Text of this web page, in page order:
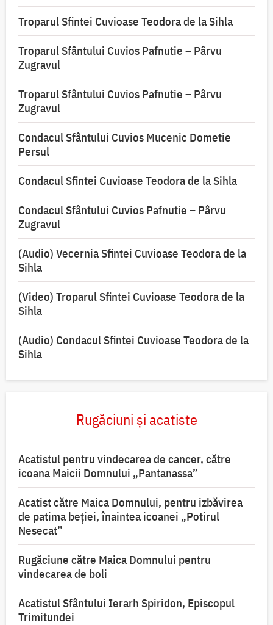
Troparul Sfintei Cuvioase Teodora de la Sihla
Troparul Sfântului Cuvios Pafnutie – Pârvu
Zugravul
Troparul Sfântului Cuvios Pafnutie – Pârvu
Zugravul
Condacul Sfântului Cuvios Mucenic Dometie
Persul
Condacul Sfintei Cuvioase Teodora de la Sihla
Condacul Sfântului Cuvios Pafnutie – Pârvu
Zugravul
(Audio) Vecernia Sfintei Cuvioase Teodora de la
Sihla
(Video) Troparul Sfintei Cuvioase Teodora de la
Sihla
(Audio) Condacul Sfintei Cuvioase Teodora de la
Sihla
Rugăciuni și acatiste
Acatistul pentru vindecarea de cancer, către
icoana Maicii Domnului „Pantanassa”
Acatist către Maica Domnului, pentru izbăvirea
de patima beției, înaintea icoanei „Potirul
Nesecat”
Rugăciune către Maica Domnului pentru
vindecarea de boli
Acatistul Sfântului Ierarh Spiridon, Episcopul
Trimitundei